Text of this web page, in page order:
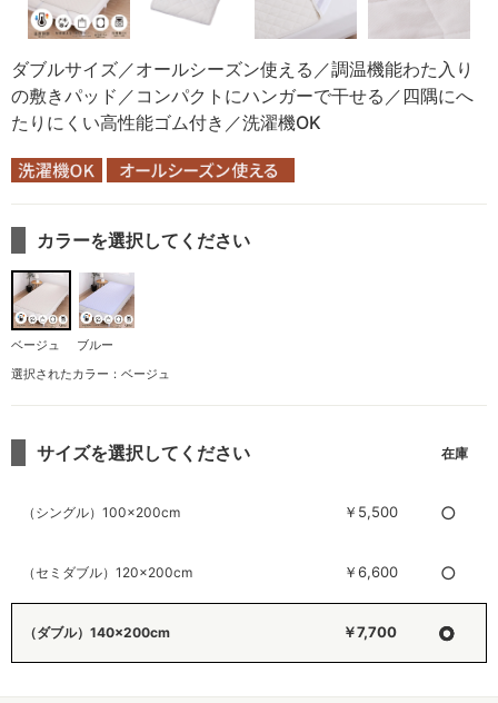
ダブルサイズ／オールシーズン使える／調温機能わた入り
の敷きパッド／コンパクトにハンガーで干せる／四隅にへ
たりにくい高性能ゴム付き／洗濯機OK
カラーを選択してください
ベージュ
ブルー
選択されたカラー：ベージュ
サイズを選択してください
（シングル）100×200cm ￥5,500 ○
（セミダブル）120×200cm ￥6,600 ○
（ダブル）140×200cm ￥7,700 ○